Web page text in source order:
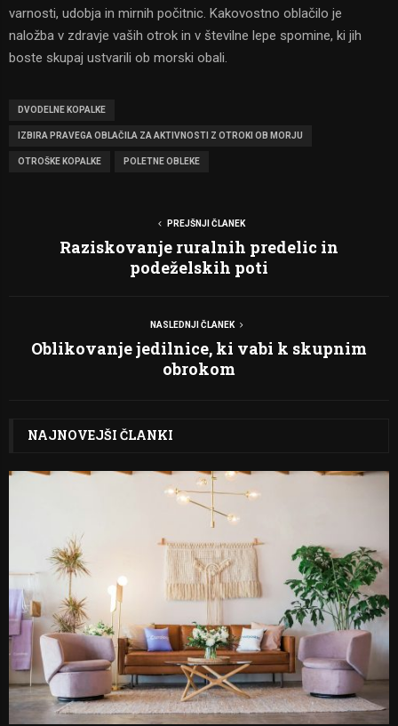
varnosti, udobja in mirnih počitnic. Kakovostno oblačilo je
naložba v zdravje vaših otrok in v številne lepe spomine, ki jih
boste skupaj ustvarili ob morski obali.
DVODELNE KOPALKE
IZBIRA PRAVEGA OBLAČILA ZA AKTIVNOSTI Z OTROKI OB MORJU
OTROŠKE KOPALKE POLETNE OBLEKE
PREJŠNJI ČLANEK
Raziskovanje ruralnih predelic in
podeželskih poti
NASLEDNJI ČLANEK
Oblikovanje jedilnice, ki vabi k skupnim
obrokom
NAJNOVEJŠI ČLANKI